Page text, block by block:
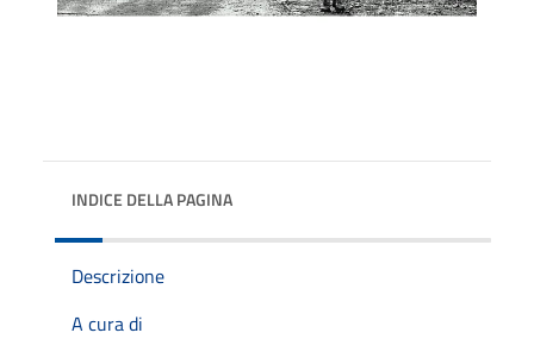
INDICE DELLA PAGINA
Descrizione
A cura di